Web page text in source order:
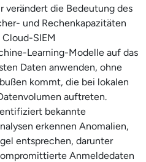
verändert die Bedeutung des
und Rechenkapazitäten
SIEM
Learning-Modelle auf das
Daten anwenden, ohne
kommt, die bei lokalen
auftreten.
bekannte
erkennen Anomalien,
entsprechen, darunter
Anmeldedaten